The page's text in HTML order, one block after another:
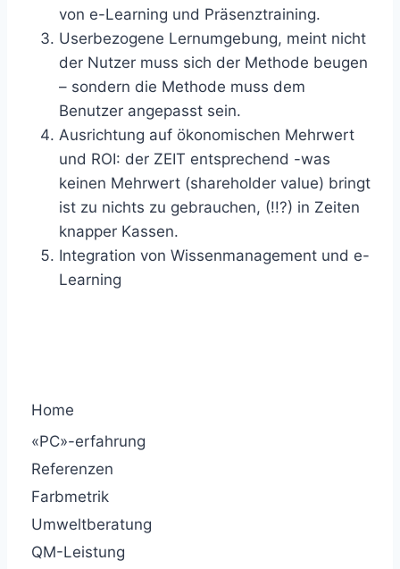
von e-Learning und Präsenztraining.
Userbezogene Lernumgebung, meint nicht
der Nutzer muss sich der Methode beugen
– sondern die Methode muss dem
Benutzer angepasst sein.
Ausrichtung auf ökonomischen Mehrwert
und ROI: der ZEIT entsprechend -was
keinen Mehrwert (shareholder value) bringt
ist zu nichts zu gebrauchen, (!!?) in Zeiten
knapper Kassen.
Integration von Wissenmanagement und e-
Learning
Home
«PC»-erfahrung
Referenzen
Farbmetrik
Umweltberatung
QM-Leistung